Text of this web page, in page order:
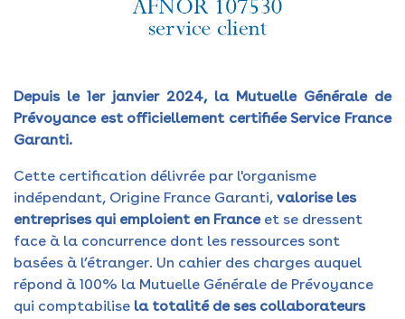
Depuis le 1er janvier 2024, la Mutuelle Générale de
Prévoyance est officiellement certifiée Service France
Garanti.
Cette certification délivrée par l'organisme
indépendant, Origine France Garanti, valorise les
entreprises qui emploient en Franceet se dressent
face à la concurrence dont les ressources sont
basées à l’étranger. Un cahier des charges auquel
répond à 100% la Mutuelle Générale de Prévoyance
qui comptabilise la totalité de ses collaborateurs